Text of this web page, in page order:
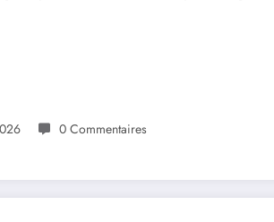
0 Commentaires